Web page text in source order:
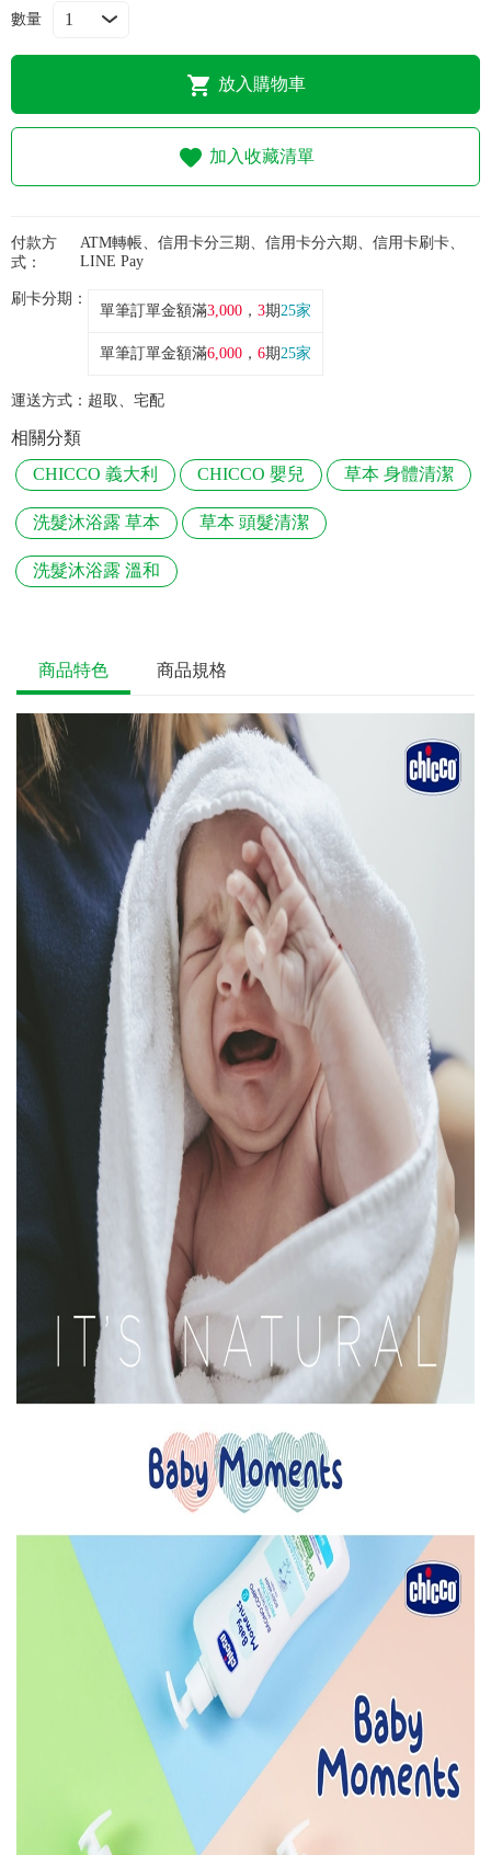
數量
放入購物車
加入收藏清單
付款方
式：
ATM轉帳、信用卡分三期、信用卡分六期、信用卡刷卡、
LINE Pay
刷卡分期：
單筆訂單金額滿3,000 ， 3期25家
單筆訂單金額滿6,000 ， 6期25家
運送方式： 超取、宅配
相關分類
CHICCO 義大利
CHICCO 嬰兒 草本 身體清潔
洗髮沐浴露 草本 草本 頭髮清潔
洗髮沐浴露 溫和
商品特色 商品規格